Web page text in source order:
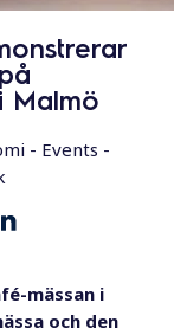
Malmö
- Events -
mässan i
och den